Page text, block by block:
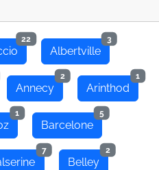
22
Albertville
3
Annecy
2
Arinthod
1
1
Barcelone
5
7
Belley
2